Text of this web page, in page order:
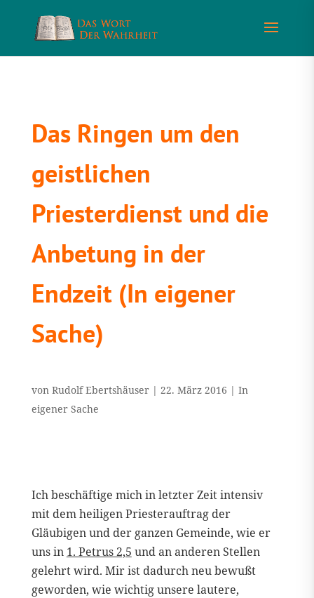
Das Ringen um den
geistlichen
Priesterdienst und die
Anbetung in der
Endzeit (In eigener
Sache)
von Rudolf Ebertshäuser| 22. März 2016 | In
eigener Sache
Ich beschäftige mich in letzter Zeit intensiv
mit dem heiligen Priesterauftrag der
Gläubigen und der ganzen Gemeinde, wie er
uns in 1. Petrus 2,5 und an anderen Stellen
gelehrt wird. Mir ist dadurch neu bewußt
geworden, wie wichtig unsere lautere,